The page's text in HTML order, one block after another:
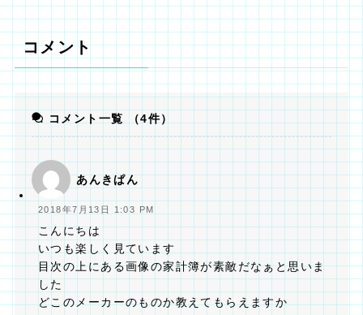
コメント
コメント一覧 （4件）
あんきぱん
2018年7月13日 1:03 PM
こんにちは
いつも楽しく見ています
目次の上にある画像の家計簿が素敵だなぁと思いま
した
どこのメーカーのものか教えてもらえますか